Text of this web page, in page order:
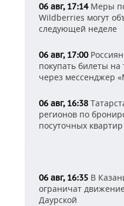
06 авг, 17:14Меры
Wildberries могут
следующей неделе
06 авг, 17:00
покупать билеты на
через мессенджер
06 авг, 16:38
регионов по
посуточных квартир
06 авг, 16:35 В
ограничат
Даурской